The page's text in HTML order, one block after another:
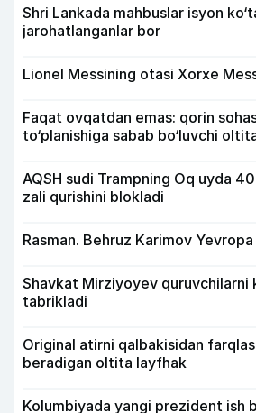
Shri Lankada mahbuslar isyon
jarohatlanganlar bor
Lionel Messining otasi Xorxe
Faqat ovqatdan emas: qorin
to‘planishiga sabab bo‘luvchi
AQSH sudi Trampning Oq uyda
zali qurishini blokladi
Rasman. Behruz Karimov
Shavkat Mirziyoyev quruvchilarni
tabrikladi
Original atirni qalbakisidan
beradigan oltita layfhak
Kolumbiyada yangi prezident ish